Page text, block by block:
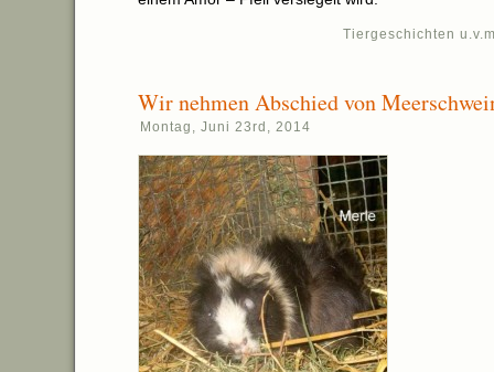
Tiergeschichten
Wir nehmen Abschied von
Montag, Juni 23rd, 2014